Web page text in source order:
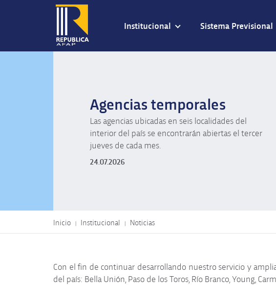
Institucional Sistema Previsional
Agencias temporales
Las agencias ubicadas en seis localidades del
interior del país se encontrarán abiertas el tercer
jueves de cada mes.
24.07.2026
Inicio | Institucional | Noticias
Con el fin de continuar desarrollando nuestro servicio y
del país: Bella Unión, Paso de los Toros, Río Branco, Young,